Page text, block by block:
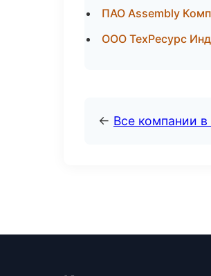
ПАО Assembly
ООО ТехРесурс
← Все компании